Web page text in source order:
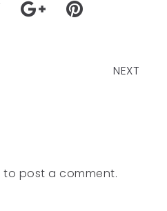
NEXT
to post a comment.